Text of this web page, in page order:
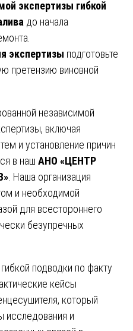
экспертизы гибкой
до начала
экспертизы подготовьте
претензию виновной
независимой
включая
и установление причин
в наш АНО «ЦЕНТР
. Наша организация
и необходимой
для всестороннего
безупречных
подводки по факту
кейсы
который
исследования и